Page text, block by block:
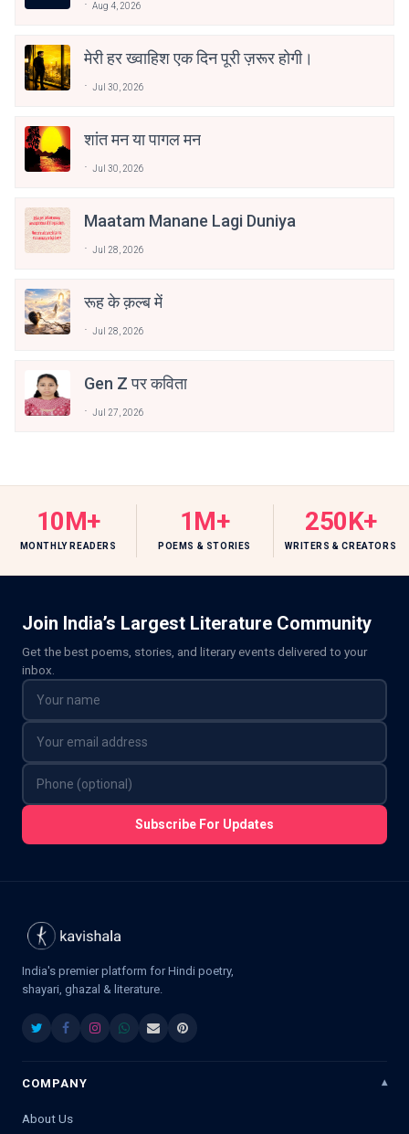
Aug 4, 2026
मेरी हर ख्वाहिश एक दिन पूरी ज़रूर होगी।
Jul 30, 2026
शांत मन या पागल मन
Jul 30, 2026
Maatam Manane Lagi Duniya
Jul 28, 2026
रूह के क़ल्ब में
Jul 28, 2026
Gen Z पर कविता
Jul 27, 2026
10M+
MONTHLY READERS
1M+
POEMS & STORIES
250K+
WRITERS & CREATORS
Join India’s Largest Literature Community
Get the best poems, stories, and literary events delivered to your
inbox.
Subscribe For Updates
India's premier platform for Hindi poetry,
shayari, ghazal & literature.
COMPANY
About Us